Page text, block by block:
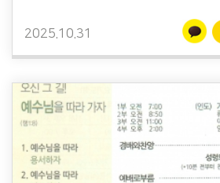
2025.10.31